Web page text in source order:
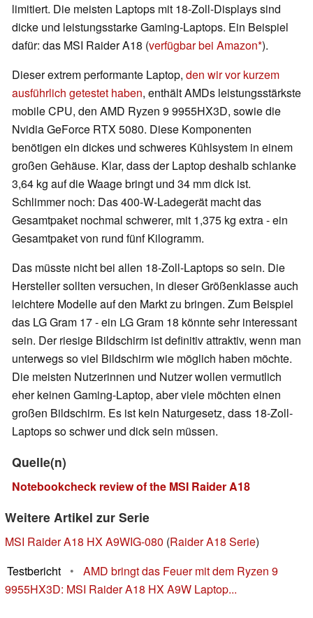
limitiert. Die meisten Laptops mit 18-Zoll-Displays sind
dicke und leistungsstarke Gaming-Laptops. Ein Beispiel
dafür: das MSI Raider A18 (verfügbar bei Amazon ).
Dieser extrem performante Laptop, den wir vor kurzem
ausführlich getestet haben, enthält AMDs leistungsstärkste
mobile CPU, den AMD Ryzen 9 9955HX3D, sowie die
Nvidia GeForce RTX 5080. Diese Komponenten
benötigen ein dickes und schweres Kühlsystem in einem
großen Gehäuse. Klar, dass der Laptop deshalb schlanke
3,64 kg auf die Waage bringt und 34 mm dick ist.
Schlimmer noch: Das 400-W-Ladegerät macht das
Gesamtpaket nochmal schwerer, mit 1,375 kg extra - ein
Gesamtpaket von rund fünf Kilogramm.
Das müsste nicht bei allen 18-Zoll-Laptops so sein. Die
Hersteller sollten versuchen, in dieser Größenklasse auch
leichtere Modelle auf den Markt zu bringen. Zum Beispiel
das LG Gram 17 - ein LG Gram 18 könnte sehr interessant
sein. Der riesige Bildschirm ist definitiv attraktiv, wenn man
unterwegs so viel Bildschirm wie möglich haben möchte.
Die meisten Nutzerinnen und Nutzer wollen vermutlich
eher keinen Gaming-Laptop, aber viele möchten einen
großen Bildschirm. Es ist kein Naturgesetz, dass 18-Zoll-
Laptops so schwer und dick sein müssen.
Quelle(n)
Notebookcheck review of the MSI Raider A18
Weitere Artikel zur Serie
MSI Raider A18 HX A9WIG-080 (Raider A18 Serie)
Testbericht
•
AMD bringt das Feuer mit dem Ryzen 9
9955HX3D: MSI Raider A18 HX A9W Laptop...